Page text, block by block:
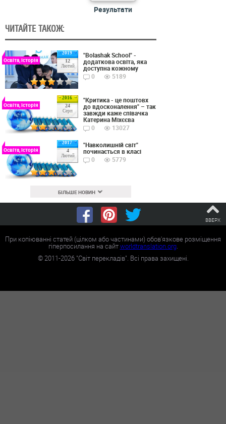
Результати
ЧИТАЙТЕ ТАКОЖ:
2019
12
Лютий
Освіта, Історія
"Bolashak School" -
додаткова освіта, яка
доступна кожному
0
5189
2016
24
Серп
Освіта, Історія
"Критика - це поштовх
до вдосконалення" – так
завжди каже співачка
Катерина Міхєєва
0
13027
2017
4
Лютий
Освіта, Історія
"Навколишній світ"
починається в класі
0
5779
БІЛЬШЕ НОВИН
ВВЕРХ
При копіюванні статей (цілком або частинами) обов'язкове розміщення
гіперпосилання на сайтworldtranslation.org.
©2011-2026"Світ перекладів". Всі права захищені.